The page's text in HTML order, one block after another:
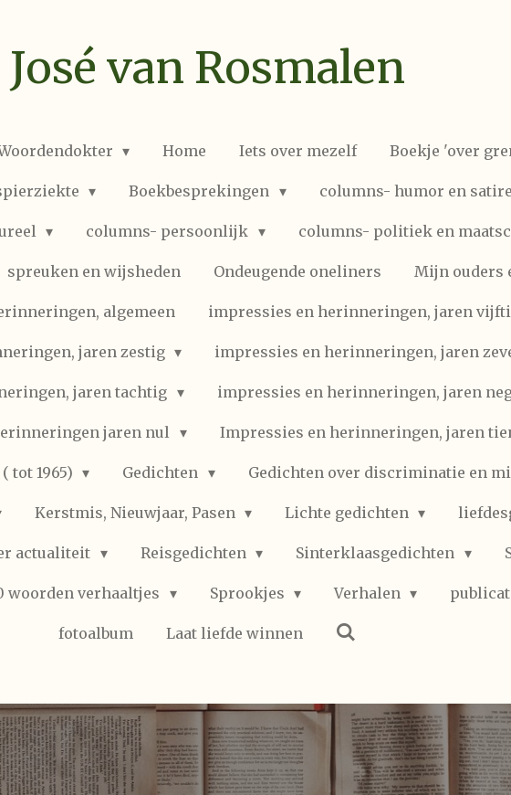
José van Rosmalen
Home Iets over mezelf Boekje 'over
Boekbesprekingen columns- humor en satire
columns- persoonlijk columns- politiek en
spreuken en wijsheden Ondeugende oneliners Mijn ouders
algemeen impressies en herinneringen, jaren
jaren zestig impressies en herinneringen, jaren
jaren tachtig impressies en herinneringen, jaren
jaren nul Impressies en herinneringen, jaren
tot 1965) Gedichten Gedichten over discriminatie en
Kerstmis, Nieuwjaar, Pasen Lichte gedichten
actualiteit Reisgedichten Sinterklaasgedichten
woorden verhaaltjes Sprookjes Verhalen
fotoalbum Laat liefde winnen